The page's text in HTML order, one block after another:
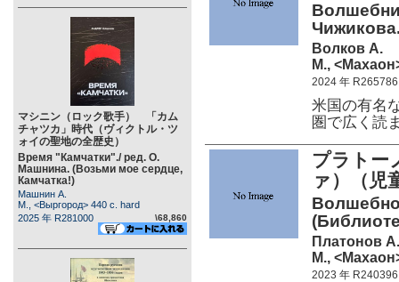
マシニン（ロック歌手） 「カム
チャツカ」時代（ヴィクトル・ツ
ォイの聖地の全歴史）
Время "Камчатки"./ ред. О.
Машнина. (Возьми мое сердце,
Камчатка!)
Машнин А.
М., <Выргород> 440 c. hard
2025 年 R281000
\68,860
Волков А.
М.,
2024 年 R265786
米国の有名
圏で広く読
プラトー
ァ）（児
Платонов А.
М.,
2023 年 R240396